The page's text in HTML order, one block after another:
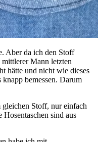
Aber da ich den Stoff
Mann letzten
hätte und nicht wie dieses
bemessen. Darum
Stoff, nur einfach
sind aus